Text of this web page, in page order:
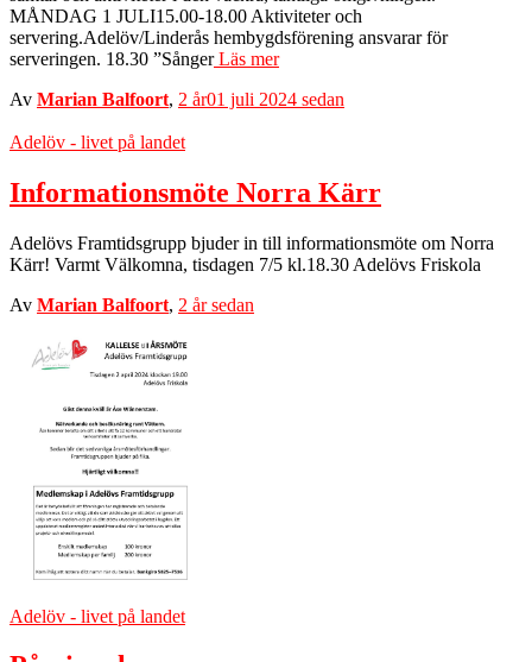
MÅNDAG 1 JULI15.00-18.00 Aktiviteter och
servering.Adelöv/Linderås hembygdsförening ansvarar för
serveringen. 18.30 ”SångerLäs mer
Av Marian Balfoort, 2 år01 juli 2024 sedan
Adelöv - livet på landet
Informationsmöte Norra Kärr
Adelövs Framtidsgrupp bjuder in till informationsmöte om Norra
Kärr! Varmt Välkomna, tisdagen 7/5 kl.18.30 Adelövs Friskola
Av Marian Balfoort, 2 årsedan
Adelöv - livet på landet